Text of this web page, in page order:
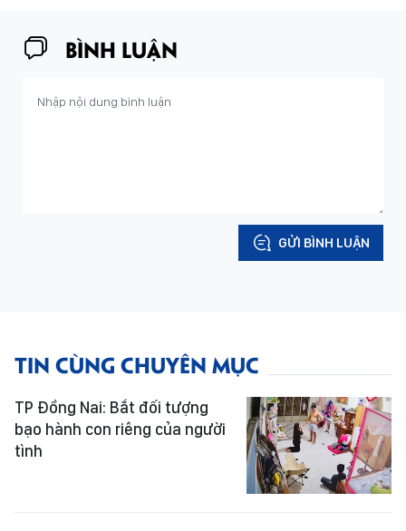
BÌNH LUẬN
GỬI BÌNH LUẬN
TIN CÙNG CHUYÊN MỤC
TP Đồng Nai: Bắt đối tượng
bạo hành con riêng của người
tình